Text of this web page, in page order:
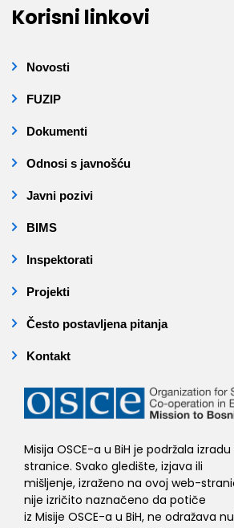
Korisni linkovi
Novosti
FUZIP
Dokumenti
Odnosi s javnošću
Javni pozivi
BIMS
Inspektorati
Projekti
Često postavljena pitanja
Kontakt
Misija OSCE-a u BiH je podržala
stranice. Svako gledište, izjava ili
mišljenje, izraženo na ovoj web-
nije izričito naznačeno da potiče
iz Misije OSCE-a u BiH, ne odražava